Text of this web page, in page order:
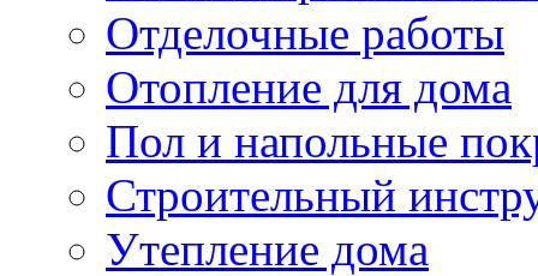
Отделочные работы
Отопление для дома
Пол и напольные
Строительный
Утепление дома